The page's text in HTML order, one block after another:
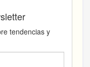
tendencias y